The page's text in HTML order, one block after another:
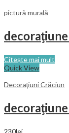
pictură murală
Citește mai mult
Quick View
Decoraţiuni Crăciun
230lei